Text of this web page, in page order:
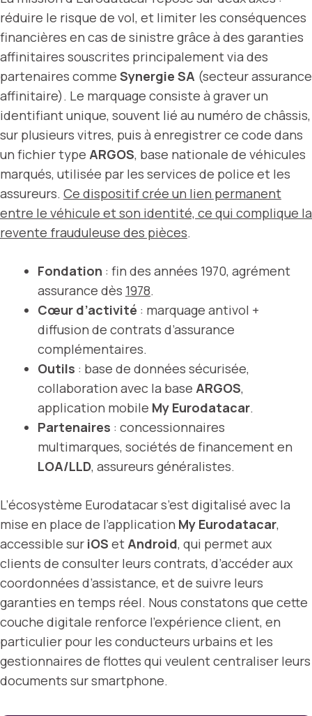
réduire le risque de vol, et limiter les conséquences
financières en cas de sinistre grâce à des garanties
affinitaires souscrites principalement via des
partenaires comme Synergie SA (secteur assurance
affinitaire). Le marquage consiste à graver un
identifiant unique, souvent lié au numéro de châssis,
sur plusieurs vitres, puis à enregistrer ce code dans
un fichier type ARGOS, base nationale de véhicules
marqués, utilisée par les services de police et les
assureurs. Ce dispositif crée un lien permanent
entre le véhicule et son identité, ce qui complique la
revente frauduleuse des pièces.
Fondation : fin des années 1970, agrément
assurance dès 1978.
Cœur d’activité : marquage antivol +
diffusion de contrats d’assurance
complémentaires.
Outils : base de données sécurisée,
collaboration avec la base ARGOS,
application mobile My Eurodatacar.
Partenaires : concessionnaires
multimarques, sociétés de financement en
LOA/LLD, assureurs généralistes.
L’écosystème Eurodatacar s’est digitalisé avec la
mise en place de l’application My Eurodatacar,
accessible sur iOS et Android, qui permet aux
clients de consulter leurs contrats, d’accéder aux
coordonnées d’assistance, et de suivre leurs
garanties en temps réel. Nous constatons que cette
couche digitale renforce l’expérience client, en
particulier pour les conducteurs urbains et les
gestionnaires de flottes qui veulent centraliser leurs
documents sur smartphone.